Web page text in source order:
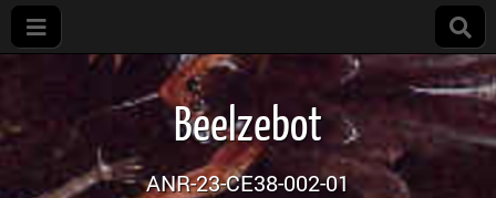
Projet
BeelzebotBeelzebot
ANR-23-CE38-002-01